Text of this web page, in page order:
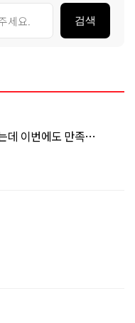
검색
10년째 이용하고 있는데 이번에도 만족이에요